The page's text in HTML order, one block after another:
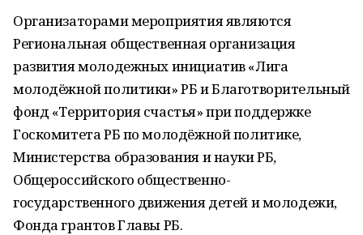
Организаторами мероприятия являются
Региональная общественная организация
развития молодежных инициатив «Лига
молодёжной политики» РБ и Благотворительный
фонд «Территория счастья» при поддержке
Госкомитета РБ по молодёжной политике,
Министерства образования и науки РБ,
Общероссийского общественно-
государственного движения детей и молодежи,
Фонда грантов Главы РБ.